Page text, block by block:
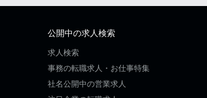
公開中の求人検索
求人検索
事務の転職求人・お仕事特集
社名公開中の営業求人